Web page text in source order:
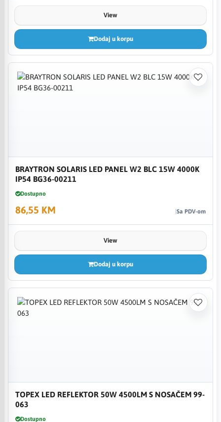
View
Dodaj u korpu
BRAYTRON SOLARIS LED PANEL W2 BLC 15W 4000K
IP54 BG36-00211
Dostupno
86,55 KM Sa PDV-om
View
Dodaj u korpu
TOPEX LED REFLEKTOR 50W 4500LM S NOSAČEM 99-
063
Dostupno